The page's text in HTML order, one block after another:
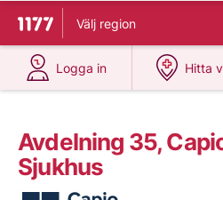
Till startsidan för 1177
Välj region
Logga in
på 1177.se
Hitta
på
Avdelning 35,
Sjukhus